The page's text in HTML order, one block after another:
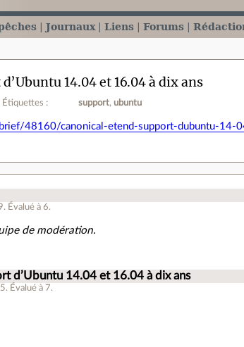
Journaux Liens Forums
14.04 et 16.04 à dix ans
Étiquettes : support ubuntu
48160/canonical-etend-support-dubuntu-14-
. Évalué à6.
de modération.
d’Ubuntu 14.04 et 16.04 à dix ans
. Évalué à7.